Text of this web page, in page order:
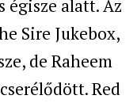
égisze alatt. Az
Sire Jukebox,
de Raheem
Red